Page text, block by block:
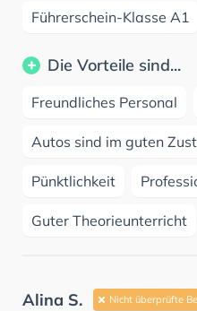
Führerschein-Klasse A1
Die Vorteile sind...
Freundliches Personal
Autos sind im guten
Pünktlichkeit
Guter Theorieunterricht
Alina S. Nicht überprüfte